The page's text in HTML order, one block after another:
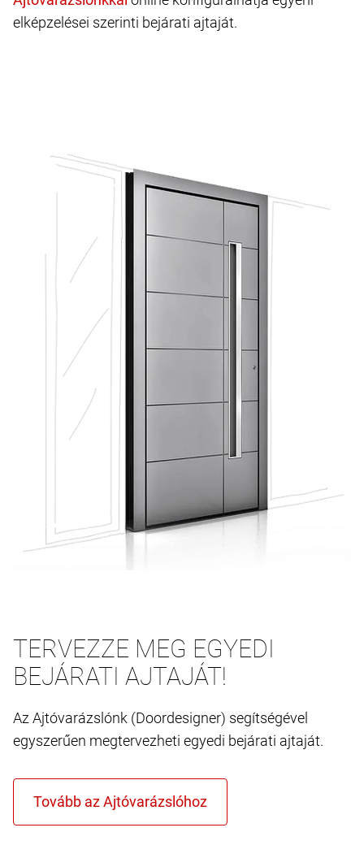
elképzelései szerinti bejárati ajtaját.
TERVEZZE MEG EGYEDI
BEJÁRATI AJTAJÁT!
Az Ajtóvarázslónk (Doordesigner) segítségével
egyszerűen megtervezheti egyedi bejárati ajtaját.